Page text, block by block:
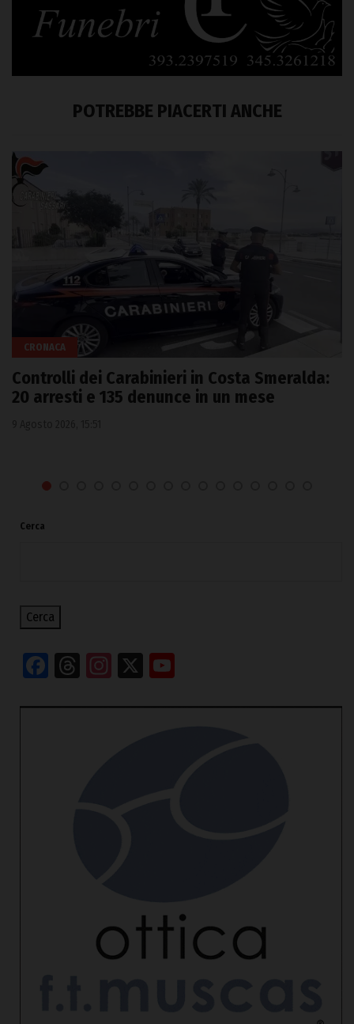
POTREBBE PIACERTI ANCHE
CRONACA
Controlli dei Carabinieri in Costa Smeralda:
20 arresti e 135 denunce in un mese
Cerca
Cerca
Facebook
Threads
Instagram
X